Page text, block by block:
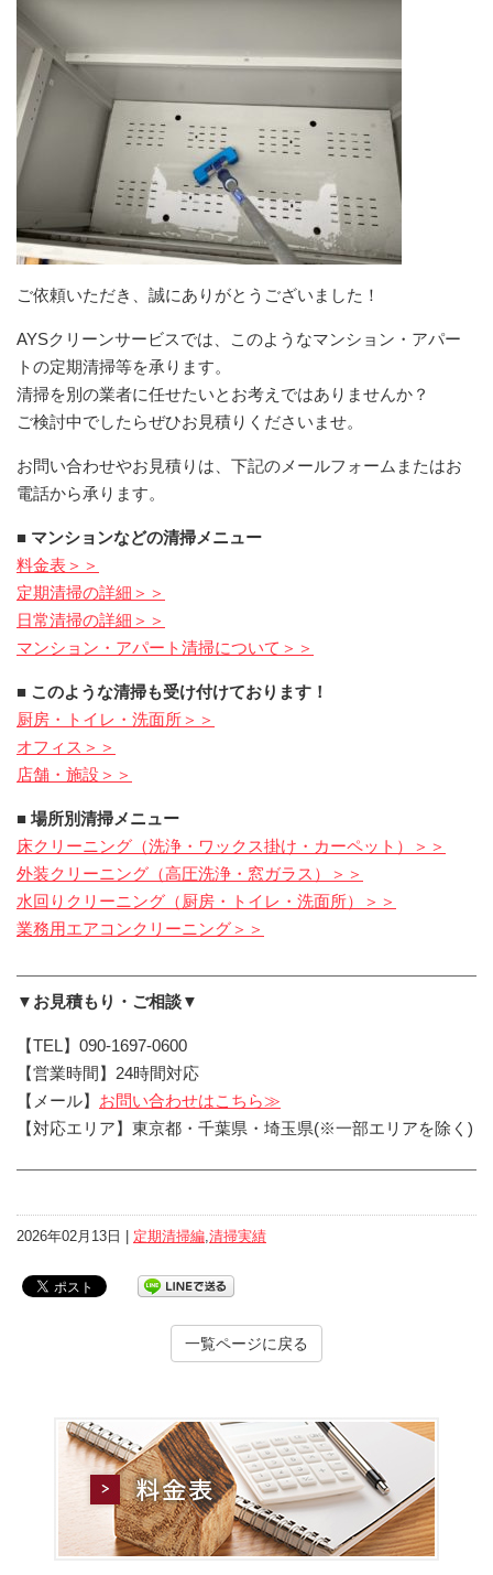
ご依頼いただき、誠にありがとうございました！
AYSクリーンサービスでは、このようなマンション・アパー
トの定期清掃等を承ります。
清掃を別の業者に任せたいとお考えではありませんか？
ご検討中でしたらぜひお見積りくださいませ。
お問い合わせやお見積りは、下記のメールフォームまたはお
電話から承ります。
■ マンションなどの清掃メニュー
料金表＞＞
定期清掃の詳細＞＞
日常清掃の詳細＞＞
マンション・アパート清掃について＞＞
■ このような清掃も受け付けております！
厨房・トイレ・洗面所＞＞
オフィス＞＞
店舗・施設＞＞
■ 場所別清掃メニュー
床クリーニング（洗浄・ワックス掛け・カーペット）＞＞
外装クリーニング（高圧洗浄・窓ガラス）＞＞
水回りクリーニング（厨房・トイレ・洗面所）＞＞
業務用エアコンクリーニング＞＞
▼お見積もり・ご相談▼
【TEL】090-1697-0600
【営業時間】24時間対応
【メール】 お問い合わせはこちら≫
【対応エリア】東京都・千葉県・埼玉県(※一部エリアを除く)
2026年02月13日 | 定期清掃編,清掃実績
一覧ページに戻る